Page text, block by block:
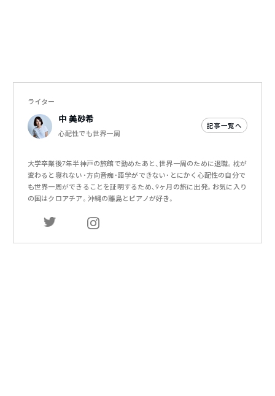
ライター
中 美砂希
心配性でも世界一周
記事一覧へ
大学卒業後7年半神戸の旅館で勤めたあと、世界一周のために退職。枕が
変わると寝れない・方向音痴・語学ができない・とにかく心配性の自分で
も世界一周ができることを証明するため、9ヶ月の旅に出発。お気に入り
の国はクロアチア。沖縄の離島とピアノが好き。